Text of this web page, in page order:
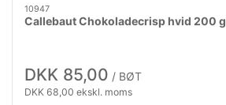
10947
Callebaut Chokoladecrisp hvid 200 g
DKK 85,00 / BØT
DKK 68,00 ekskl. moms